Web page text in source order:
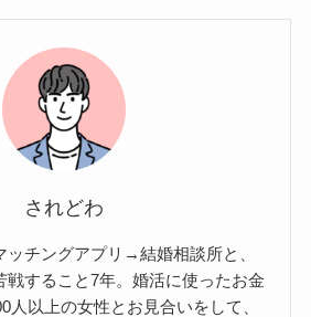
されどわ
チングアプリ→結婚相談所と、
戦すること7年。婚活に使ったお金
人以上の女性とお見合いをして、